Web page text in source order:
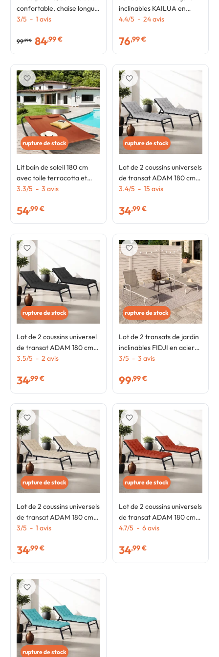
confortable, chaise longue
avec dossier en métal
matelas gris
3/5 - 1 avis
99,99 € 84,99 €
inclinables KAILUA en
acier gris anthracite et
4.4/5 - 24avis
76,99 €
rupture de stock
Lit bain de soleil 180 cm
avec toile terracotta et
structure gris foncé
3.3/5 - 3 avis
54,99 €
favorite_border
rupture de stock
Lot de 2 coussins universels
de transat ADAM 180 cm
gris
3.4/5 - 15 avis
34,99 €
favorite_border
rupture de stock
Lot de 2 coussins universel
de transat ADAM 180 cm
noir
3.5/5 - 2 avis
34,99 €
favorite_border
rupture de stock
Lot de 2 transats de jardin
inclinables FIDJI en acier
blanc et toile beige taupe
3/5 - 3 avis
99,99 €
favorite_border
rupture de stock
Lot de 2 coussins universels
de transat ADAM 180 cm
beige
3/5 - 1 avis
34,99 €
favorite_border
rupture de stock
Lot de 2 coussins universels
de transat ADAM 180 cm
terracotta
4.7/5 - 6avis
34,99 €
favorite_border
rupture de stock
favorite_border